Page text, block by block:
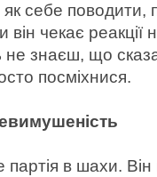
як себе поводити,
чекає реакції
не знаєш, що
посміхнися.
партія в шахи.